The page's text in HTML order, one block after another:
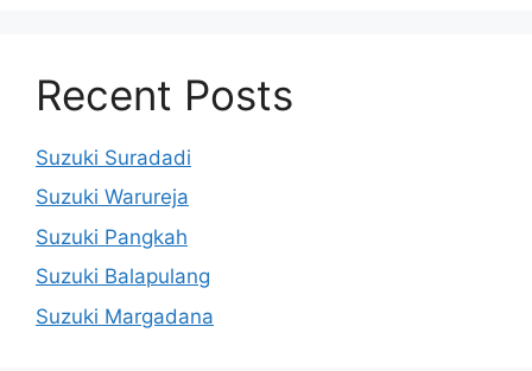
Recent Posts
Suzuki Suradadi
Suzuki Warureja
Suzuki Pangkah
Suzuki Balapulang
Suzuki Margadana